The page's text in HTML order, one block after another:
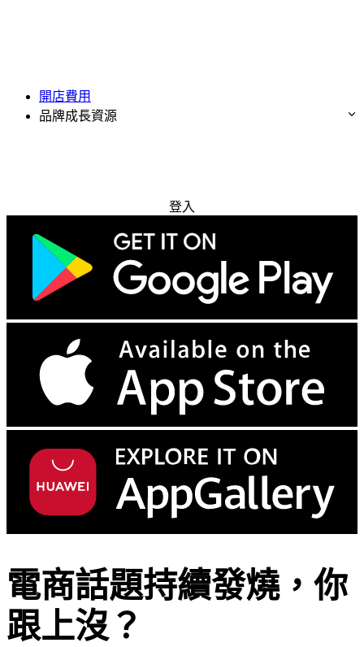
開店費用
品牌成長資源
登入
電商話題持續發燒，你
跟上沒？